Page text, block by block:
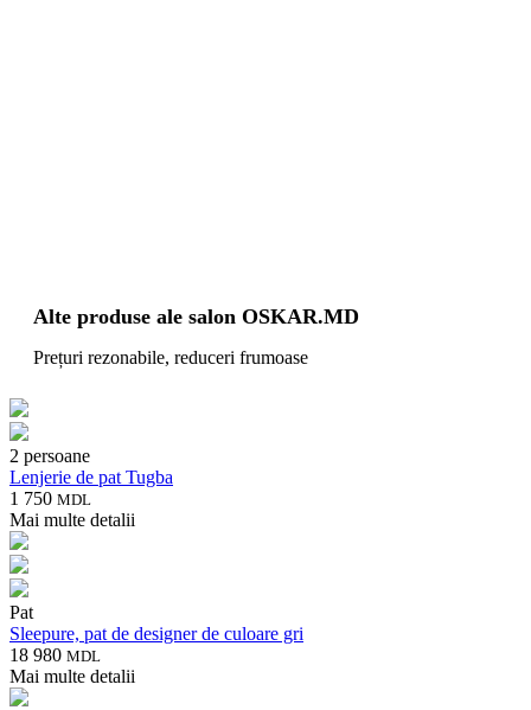
Alte produse ale salon OSKAR.MD
Prețuri rezonabile, reduceri frumoase
2 persoane
Lenjerie de pat Tugba
1 750 MDL
Mai multe detalii
Pat
Sleepure, pat de designer de culoare gri
18 980 MDL
Mai multe detalii